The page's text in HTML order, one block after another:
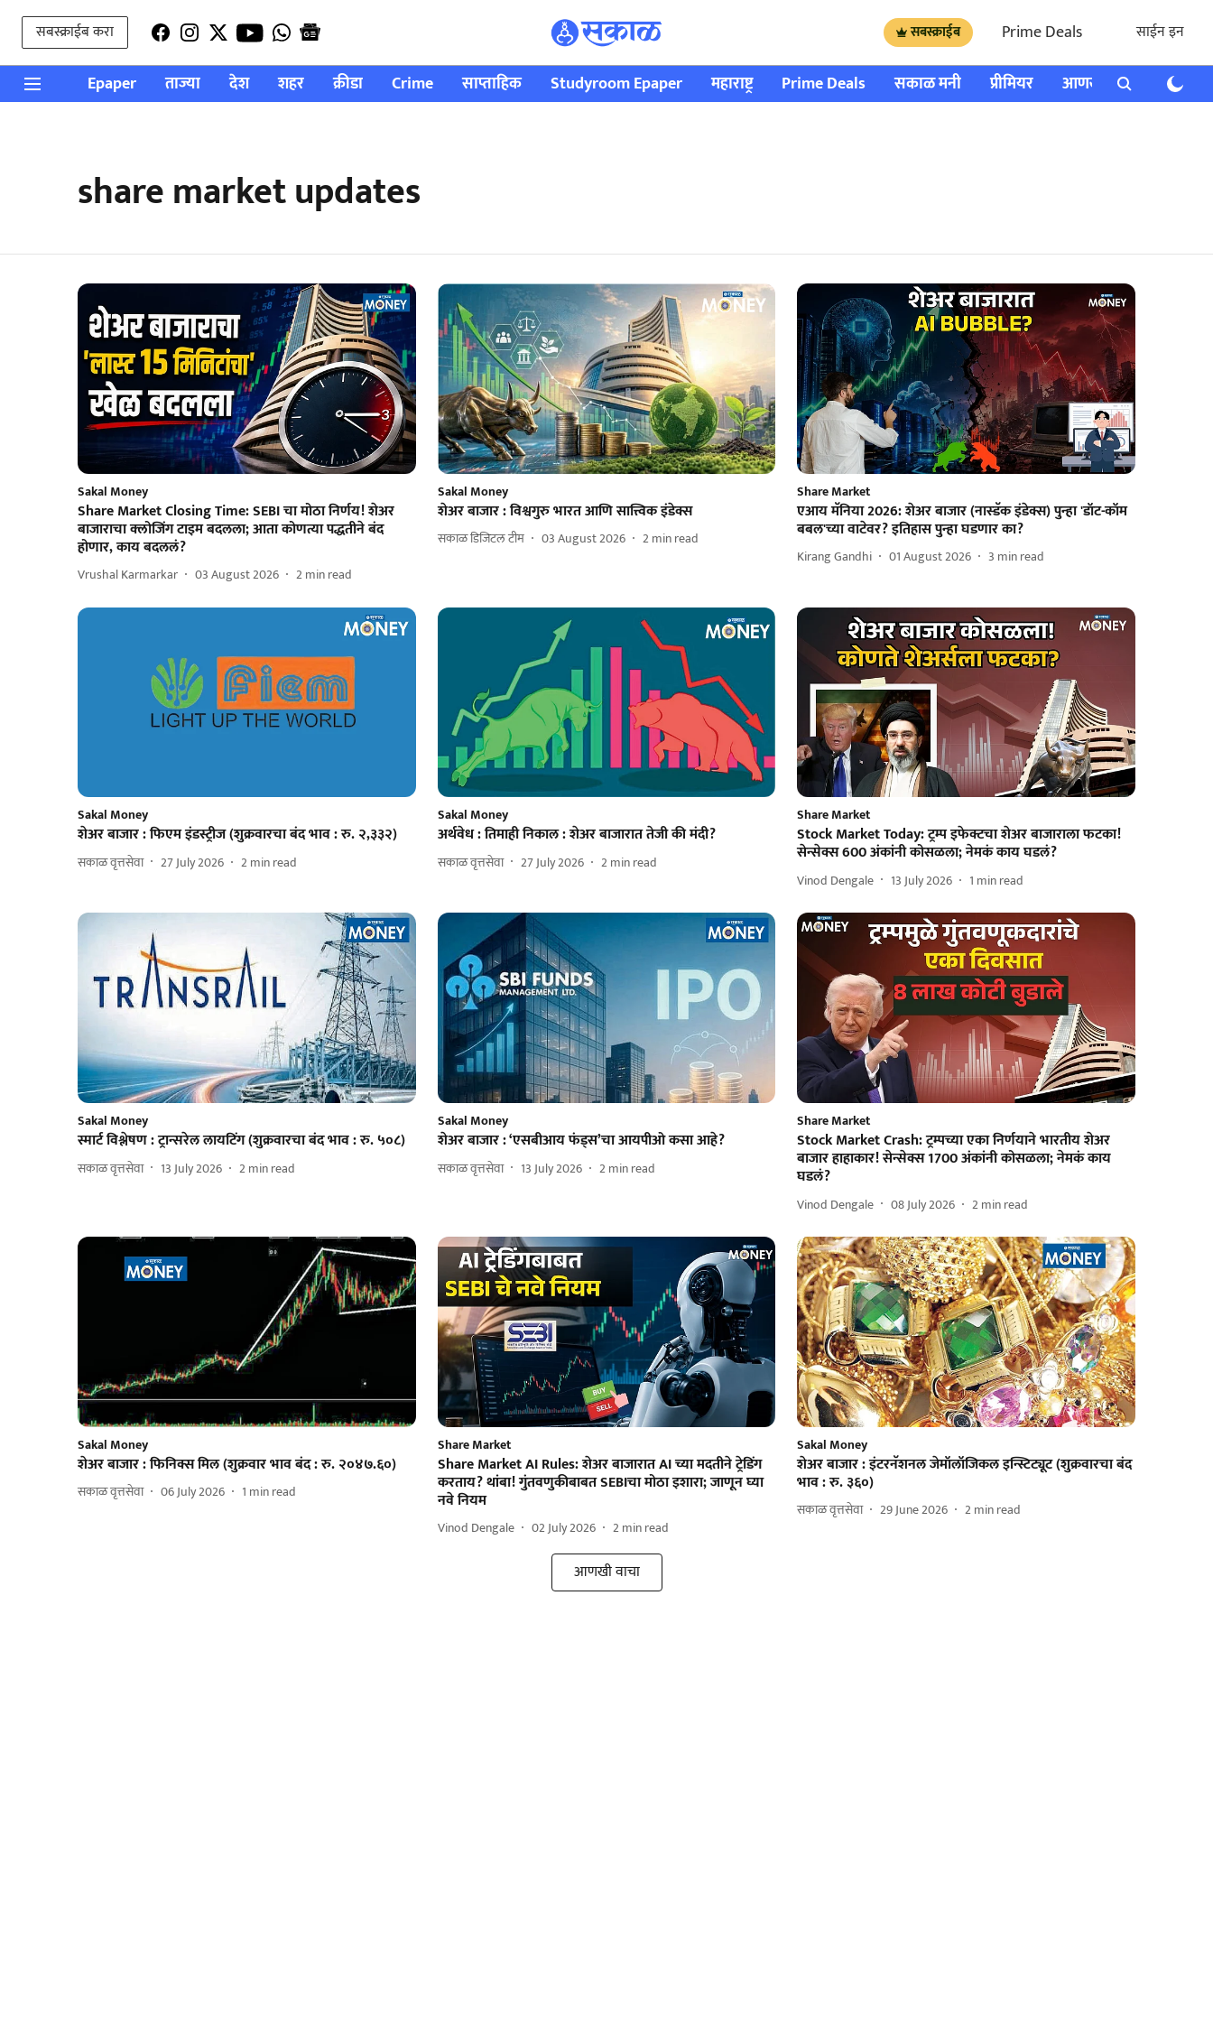
सबस्क्राईब करा सबस्क्राईब Prime Deals साईन इन
Epaper ताज्या देश शहर क्रीडा Crime साप्ताहिक Studyroom Epaper महाराष्ट्र Prime Deals सकाळ मनी प्रीमियर आणखी राशी भविष्य
share market updates
Sakal Money
Share Market Closing Time: SEBI चा मोठा निर्णय! शेअर
बाजाराचा क्लोजिंग टाइम बदलला; आता कोणत्या पद्धतीने बंद
होणार, काय बदललं?
Vrushal Karmarkar 03 August 2026 2min read
Sakal Money
शेअर बाजार : विश्वगुरु भारत आणि सात्त्विक इंडेक्स
सकाळ डिजिटल टीम 03 August 2026 2min read
Share Market
एआय मॅनिया 2026: शेअर बाजार (नास्डॅक इंडेक्स) पुन्हा 'डॉट-कॉम
बबल'च्या वाटेवर? इतिहास पुन्हा घडणार का?
Kirang Gandhi 01 August 2026 3 min read
Sakal Money
शेअर बाजार : फिएम इंडस्ट्रीज (शुक्रवारचा बंद भाव : रु. २,३३२)
सकाळ वृत्तसेवा 27 July 2026 2min read
Sakal Money
अर्थवेध : तिमाही निकाल : शेअर बाजारात तेजी की मंदी?
सकाळ वृत्तसेवा 27 July 2026 2min read
Share Market
Stock Market Today: ट्रम्प इफेक्टचा शेअर बाजाराला फटका!
सेन्सेक्स 600 अंकांनी कोसळला; नेमकं काय घडलं?
Vinod Dengale 13 July 2026 1 min read
Sakal Money
स्मार्ट विश्लेषण : ट्रान्सरेल लायटिंग (शुक्रवारचा बंद भाव : रु. ५०८)
सकाळ वृत्तसेवा 13 July 2026 2min read
Sakal Money
शेअर बाजार : ‘एसबीआय फंड्स’चा आयपीओ कसा आहे?
सकाळ वृत्तसेवा 13 July 2026 2min read
Share Market
Stock Market Crash: ट्रम्पच्या एका निर्णयाने भारतीय शेअर
बाजार हाहाकार! सेन्सेक्स 1700 अंकांनी कोसळला; नेमकं काय
घडलं?
Vinod Dengale 08 July 2026 2min read
Sakal Money
शेअर बाजार : फिनिक्स मिल (शुक्रवार भाव बंद : रु. २०४७.६०)
सकाळ वृत्तसेवा 06 July 2026 1 min read
Share Market
Share Market AI Rules: शेअर बाजारात AI च्या मदतीने ट्रेडिंग
करताय? थांबा! गुंतवणुकीबाबत SEBIचा मोठा इशारा; जाणून घ्या
नवे नियम
Vinod Dengale 02 July 2026 2min read
Sakal Money
शेअर बाजार : इंटरनॅशनल जेमॉलॉजिकल इन्स्टिट्यूट (शुक्रवारचा बंद
भाव : रु. ३६०)
सकाळ वृत्तसेवा 29 June 2026 2min read
आणखी वाचा